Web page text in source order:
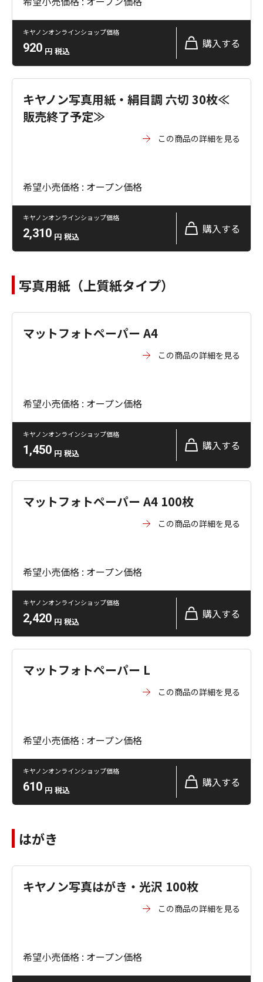
キヤノンオンラインショップ価格
920 円 税込
購入する
キヤノン写真用紙・絹目調 六切 30枚≪
販売終了予定≫
この商品の詳細を見る
希望小売価格 : オープン価格
キヤノンオンラインショップ価格
2,310 円 税込
購入する
写真用紙（上質紙タイプ）
マットフォトペーパー A4
この商品の詳細を見る
希望小売価格 : オープン価格
キヤノンオンラインショップ価格
1,450 円 税込
購入する
マットフォトペーパー A4 100枚
この商品の詳細を見る
希望小売価格 : オープン価格
キヤノンオンラインショップ価格
2,420 円 税込
購入する
マットフォトペーパー L
この商品の詳細を見る
希望小売価格 : オープン価格
キヤノンオンラインショップ価格
610 円 税込
購入する
はがき
キヤノン写真はがき・光沢 100枚
この商品の詳細を見る
希望小売価格 : オープン価格